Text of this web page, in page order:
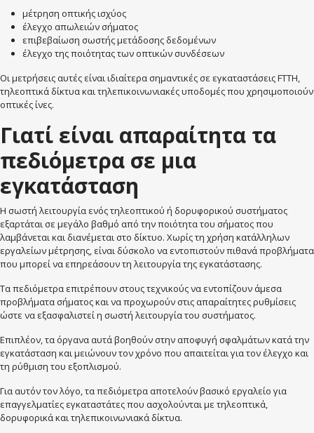
μέτρηση οπτικής ισχύος
έλεγχο απωλειών σήματος
επιβεβαίωση σωστής μετάδοσης δεδομένων
έλεγχο της ποιότητας των οπτικών συνδέσεων
Οι μετρήσεις αυτές είναι ιδιαίτερα σημαντικές σε εγκαταστάσεις FTTH,
τηλεοπτικά δίκτυα και τηλεπικοινωνιακές υποδομές που χρησιμοποιούν
οπτικές ίνες.
Γιατί είναι απαραίτητα τα
πεδιόμετρα σε μια
εγκατάσταση
Η σωστή λειτουργία ενός τηλεοπτικού ή δορυφορικού συστήματος
εξαρτάται σε μεγάλο βαθμό από την ποιότητα του σήματος που
λαμβάνεται και διανέμεται στο δίκτυο. Χωρίς τη χρήση κατάλληλων
εργαλείων μέτρησης, είναι δύσκολο να εντοπιστούν πιθανά προβλήματα
που μπορεί να επηρεάσουν τη λειτουργία της εγκατάστασης.
Τα πεδιόμετρα επιτρέπουν στους τεχνικούς να εντοπίζουν άμεσα
προβλήματα σήματος και να προχωρούν στις απαραίτητες ρυθμίσεις
ώστε να εξασφαλιστεί η σωστή λειτουργία του συστήματος.
Επιπλέον, τα όργανα αυτά βοηθούν στην αποφυγή σφαλμάτων κατά την
εγκατάσταση και μειώνουν τον χρόνο που απαιτείται για τον έλεγχο και
τη ρύθμιση του εξοπλισμού.
Για αυτόν τον λόγο, τα πεδιόμετρα αποτελούν βασικό εργαλείο για
επαγγελματίες εγκαταστάτες που ασχολούνται με τηλεοπτικά,
δορυφορικά και τηλεπικοινωνιακά δίκτυα.